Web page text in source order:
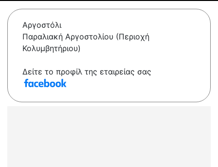
Αργοστόλι
Παραλιακή Αργοστολίου (Περιοχή
Κολυμβητήριου)
Δείτε το προφίλ της εταιρείας σας